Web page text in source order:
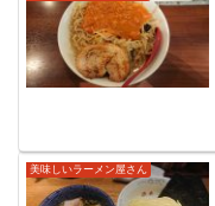
美味しいラーメン屋さん